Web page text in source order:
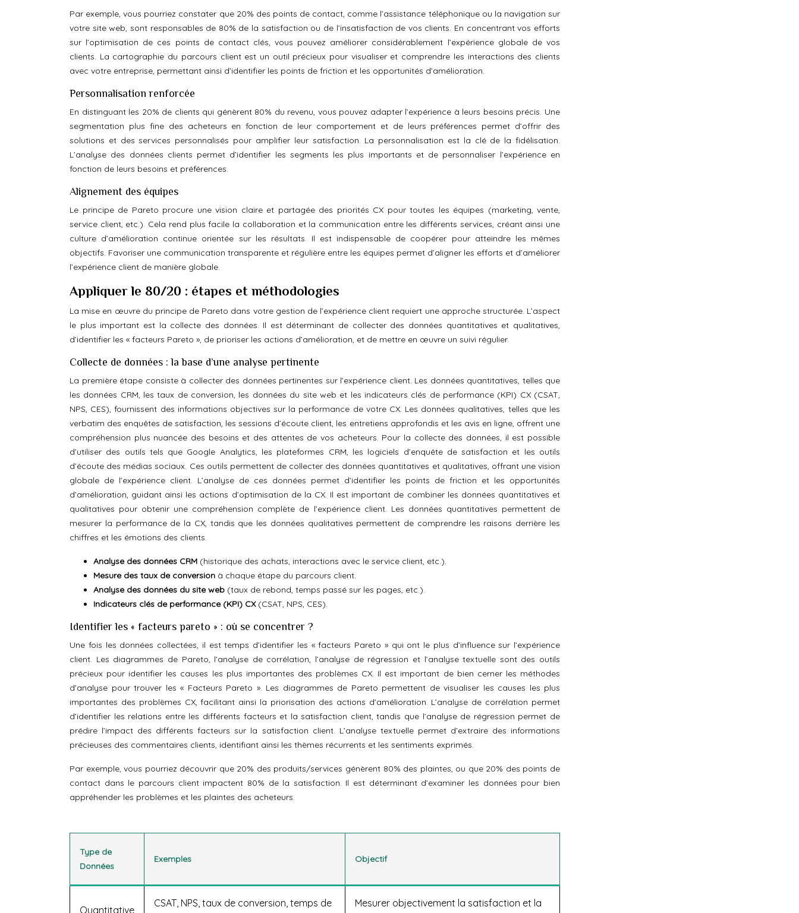
Par exemple, vous pourriez constater que 20% des points de contact, comme l’assistance téléphonique ou la navigation sur
votre site web, sont responsables de 80% de la satisfaction ou de l’insatisfaction de vos clients. En concentrant vos efforts
sur l’optimisation de ces points de contact clés, vous pouvez améliorer considérablement l’expérience globale de vos
clients. La cartographie du parcours client est un outil précieux pour visualiser et comprendre les interactions des clients
avec votre entreprise, permettant ainsi d’identifier les points de friction et les opportunités d’amélioration.
Personnalisation renforcée
En distinguant les 20% de clients qui génèrent 80% du revenu, vous pouvez adapter l’expérience à leurs besoins précis. Une
segmentation plus fine des acheteurs en fonction de leur comportement et de leurs préférences permet d’offrir des
solutions et des services personnalisés pour amplifier leur satisfaction. La personnalisation est la clé de la fidélisation.
L’analyse des données clients permet d’identifier les segments les plus importants et de personnaliser l’expérience en
fonction de leurs besoins et préférences.
Alignement des équipes
Le principe de Pareto procure une vision claire et partagée des priorités CX pour toutes les équipes (marketing, vente,
service client, etc.). Cela rend plus facile la collaboration et la communication entre les différents services, créant ainsi une
culture d’amélioration continue orientée sur les résultats. Il est indispensable de coopérer pour atteindre les mêmes
objectifs. Favoriser une communication transparente et régulière entre les équipes permet d’aligner les efforts et d’améliorer
l’expérience client de manière globale.
Appliquer le 80/20 : étapes et méthodologies
La mise en œuvre du principe de Pareto dans votre gestion de l’expérience client requiert une approche structurée. L’aspect
le plus important est la collecte des données. Il est déterminant de collecter des données quantitatives et qualitatives,
d’identifier les « facteurs Pareto », de prioriser les actions d’amélioration, et de mettre en œuvre un suivi régulier.
Collecte de données : la base d’une analyse pertinente
La première étape consiste à collecter des données pertinentes sur l’expérience client. Les données quantitatives, telles que
les données CRM, les taux de conversion, les données du site web et les indicateurs clés de performance (KPI) CX (CSAT,
NPS, CES), fournissent des informations objectives sur la performance de votre CX. Les données qualitatives, telles que les
verbatim des enquêtes de satisfaction, les sessions d’écoute client, les entretiens approfondis et les avis en ligne, offrent une
compréhension plus nuancée des besoins et des attentes de vos acheteurs. Pour la collecte des données, il est possible
d’utiliser des outils tels que Google Analytics, les plateformes CRM, les logiciels d’enquête de satisfaction et les outils
d’écoute des médias sociaux. Ces outils permettent de collecter des données quantitatives et qualitatives, offrant une vision
globale de l’expérience client. L’analyse de ces données permet d’identifier les points de friction et les opportunités
d’amélioration, guidant ainsi les actions d’optimisation de la CX. Il est important de combiner les données quantitatives et
qualitatives pour obtenir une compréhension complète de l’expérience client. Les données quantitatives permettent de
mesurer la performance de la CX, tandis que les données qualitatives permettent de comprendre les raisons derrière les
chiffres et les émotions des clients.
Analyse des données CRM (historique des achats, interactions avec le service client, etc.).
Mesure des taux de conversion à chaque étape du parcours client.
Analyse des données du site web (taux de rebond, temps passé sur les pages, etc.).
Indicateurs clés de performance (KPI) CX (CSAT, NPS, CES).
Identifier les « facteurs pareto » : où se concentrer ?
Une fois les données collectées, il est temps d’identifier les « facteurs Pareto » qui ont le plus d’influence sur l’expérience
client. Les diagrammes de Pareto, l’analyse de corrélation, l’analyse de régression et l’analyse textuelle sont des outils
précieux pour identifier les causes les plus importantes des problèmes CX. Il est important de bien cerner les méthodes
d’analyse pour trouver les « Facteurs Pareto ». Les diagrammes de Pareto permettent de visualiser les causes les plus
importantes des problèmes CX, facilitant ainsi la priorisation des actions d’amélioration. L’analyse de corrélation permet
d’identifier les relations entre les différents facteurs et la satisfaction client, tandis que l’analyse de régression permet de
prédire l’impact des différents facteurs sur la satisfaction client. L’analyse textuelle permet d’extraire des informations
précieuses des commentaires clients, identifiant ainsi les thèmes récurrents et les sentiments exprimés.
Par exemple, vous pourriez découvrir que 20% des produits/services génèrent 80% des plaintes, ou que 20% des points de
contact dans le parcours client impactent 80% de la satisfaction. Il est déterminant d’examiner les données pour bien
appréhender les problèmes et les plaintes des acheteurs.
Type de
Données
Exemples Objectif
Quantitative
CSAT, NPS, taux de conversion, temps de
Mesurer objectivement la satisfaction et la